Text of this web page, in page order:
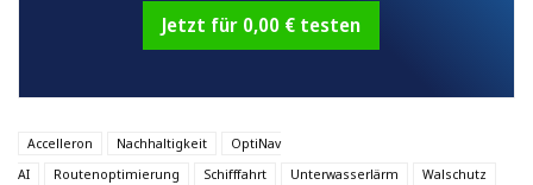
Jetzt für 0,00 € testen
Accelleron Nachhaltigkeit
OptiNav
AI
Routenoptimierung Schifffahrt Unterwasserlärm
Walschutz